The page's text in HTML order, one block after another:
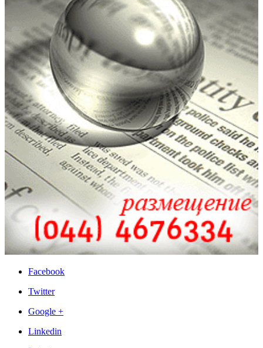
Facebook
Twitter
Google +
Linkedin